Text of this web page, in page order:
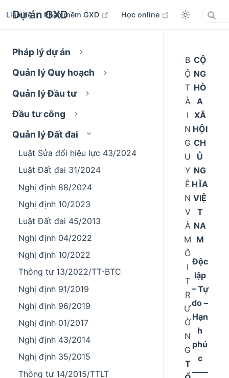
Dự án GXD
Liên hệ Phần mềm GXD open in new window
Học online open in new
Pháp lý dự án
Quản lý Quy hoạch
Quản lý Đầu tư
Đầu tư công
Quản lý Đất đai
Luật Sửa đổi hiệu lực 43/2024
Luật Đất đai 31/2024
Nghị định 88/2024
Nghị định 10/2023
Luật Đất đai 45/2013
Nghị định 04/2022
Nghị định 10/2022
Thông tư 13/2022/TT-BTC
Nghị định 91/2019
Nghị định 96/2019
Nghị định 01/2017
Nghị định 43/2014
Nghị định 35/2015
Thông tư 14/2015/TTLT
B
Ộ
T
À
I
N
G
U
Y
Ê
N
V
À
M
Ô
I
T
R
Ư
Ờ
N
G
T
CỘ
NG
HÒ
A
XÃ
HỘI
CH
Ủ
NG
HĨA
VIỆ
T
NA
M
Độc
lập
– Tự
do –
Hạn
h
phú
c
––––